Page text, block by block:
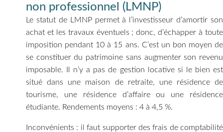
non professionnel (LMNP)
Le statut de LMNP permet à l’investisseur d’amortir son
achat et les travaux éventuels ; donc, d’échapper à toute
imposition pendant 10 à 15 ans. C’est un bon moyen de
se constituer du patrimoine sans augmenter son revenu
imposable. Il n’y a pas de gestion locative si le bien est
situé dans une maison de retraite, une résidence de
tourisme, une résidence d’affaire ou une résidence
étudiante. Rendements moyens : 4 à 4,5 %.
Inconvénients : il faut supporter des frais de comptabilité